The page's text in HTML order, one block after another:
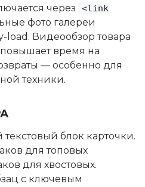
через
<link
фото галереи
load. Видеообзор товара
время на
— особенно для
техники.
блок карточки.
для топовых
для хвостовых.
с ключевым